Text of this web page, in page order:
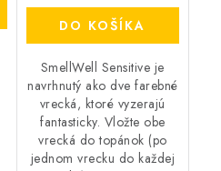
DO KOŠÍKA
SmellWell Sensitive je
navrhnutý ako dve farebné
vrecká, ktoré vyzerajú
fantasticky. Vložte obe
vrecká do topánok (po
jednom vrecku do každej